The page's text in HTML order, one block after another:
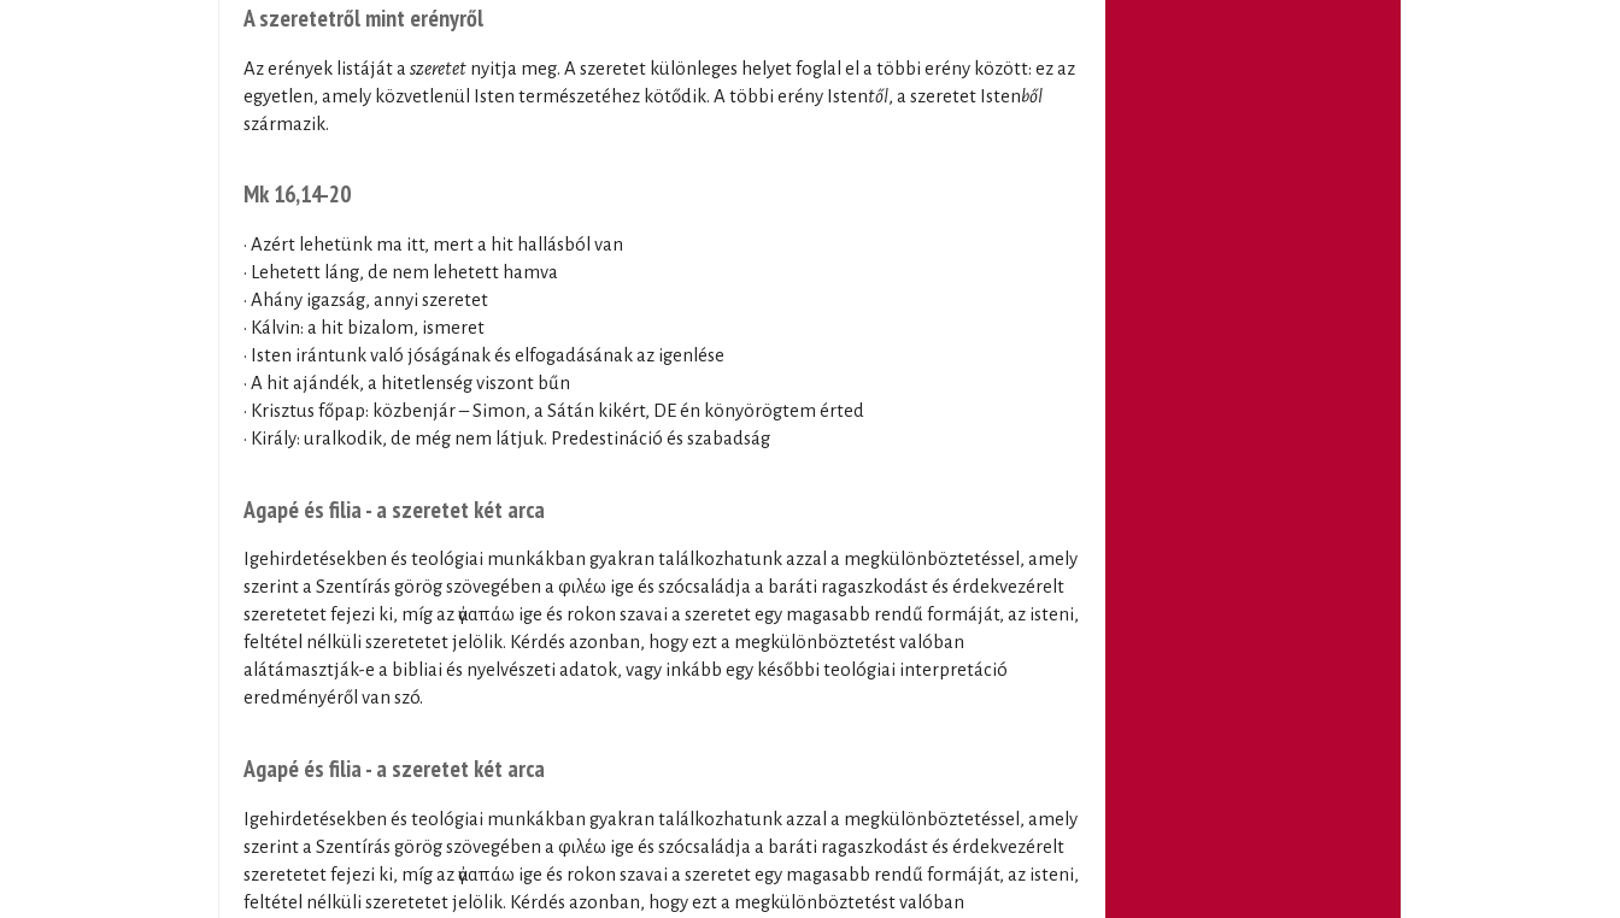
A szeretetről mint erényről
Az erények listáját a szeretet nyitja meg. A szeretet különleges helyet foglal el a többi erény között: ez az
egyetlen, amely közvetlenül Isten természetéhez kötődik. A többi erény Istentől, a szeretet Istenből
származik.
Mk 16,14-20
• Azért lehetünk ma itt, mert a hit hallásból van
• Lehetett láng, de nem lehetett hamva
• Ahány igazság, annyi szeretet
• Kálvin: a hit bizalom, ismeret
• Isten irántunk való jóságának és elfogadásának az igenlése
• A hit ajándék, a hitetlenség viszont bűn
• Krisztus főpap: közbenjár – Simon, a Sátán kikért, DE én könyörögtem érted
• Király: uralkodik, de még nem látjuk. Predestináció és szabadság
Agapé és filia - a szeretet két arca
Igehirdetésekben és teológiai munkákban gyakran találkozhatunk azzal a megkülönböztetéssel, amely
szerint a Szentírás görög szövegében a φιλέω ige és szócsaládja a baráti ragaszkodást és érdekvezérelt
szeretetet fejezi ki, míg az ἀγαπάω ige és rokon szavai a szeretet egy magasabb rendű formáját, az isteni,
feltétel nélküli szeretetet jelölik. Kérdés azonban, hogy ezt a megkülönböztetést valóban
alátámasztják-e a bibliai és nyelvészeti adatok, vagy inkább egy későbbi teológiai interpretáció
eredményéről van szó.
Agapé és filia - a szeretet két arca
Igehirdetésekben és teológiai munkákban gyakran találkozhatunk azzal a megkülönböztetéssel, amely
szerint a Szentírás görög szövegében a φιλέω ige és szócsaládja a baráti ragaszkodást és érdekvezérelt
szeretetet fejezi ki, míg az ἀγαπάω ige és rokon szavai a szeretet egy magasabb rendű formáját, az isteni,
feltétel nélküli szeretetet jelölik. Kérdés azonban, hogy ezt a megkülönböztetést valóban